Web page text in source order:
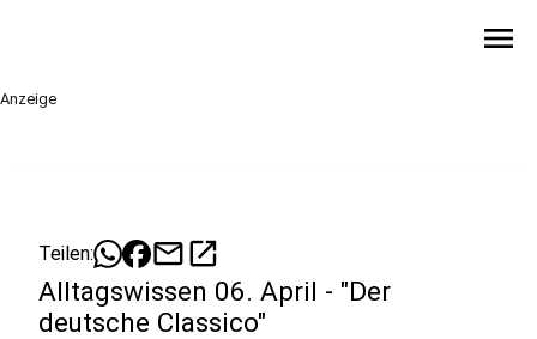
menu
Anzeige
Teilen: mailopen_in_new
Alltagswissen 06. April - "Der
deutsche Classico"